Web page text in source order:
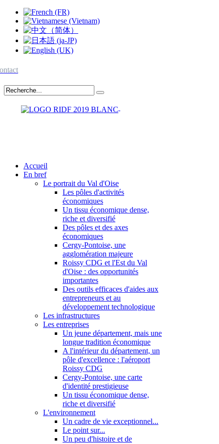
Accueil
En bref
Le portrait du Val d'Oise
Les pôles d'activités
économiques
Un tissu économique dense,
riche et diversifié
Des pôles et des axes
économiques
Cergy-Pontoise, une
agglomération majeure
Roissy CDG et l'Est du Val
d'Oise : des opportunités
importantes
Des outils efficaces d'aides aux
entrepreneurs et au
développement technologique
Les infrastructures
Les entreprises
Un jeune département, mais une
longue tradition économique
A l'intérieur du département, un
pôle d'excellence : l'aéroport
Roissy CDG
Cergy-Pontoise, une carte
d'identité prestigieuse
Un tissu économique dense,
riche et diversifié
L'environnement
Un cadre de vie exceptionnel...
Le point sur...
Un peu d'histoire et de